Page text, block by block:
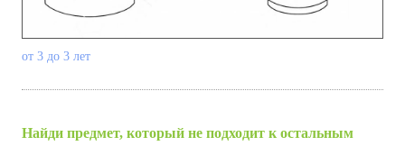
от 3 до 3 лет
Найди предмет, который не подходит к остальным